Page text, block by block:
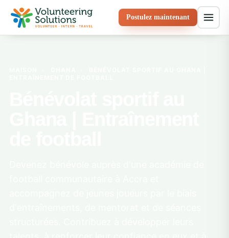
Postulez maintenant